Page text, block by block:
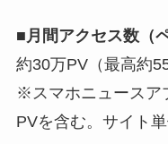
■月間アクセス数（
約30万PV（最高約55
※スマホニュースア
PVを含む。サイト